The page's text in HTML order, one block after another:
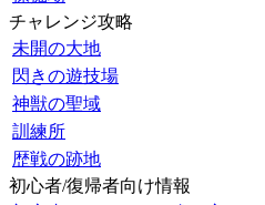
チャレンジ攻略
未開の大地
閃きの遊技場
神獣の聖域
訓練所
歴戦の跡地
初心者/復帰者向け情報